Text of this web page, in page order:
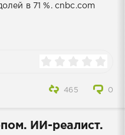
в 71 %. cnbc.com
0
465
ИИ-реалист.